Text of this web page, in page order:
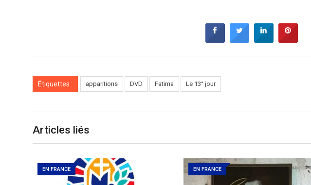
Étiquettes : apparitions DVD Fatima Le 13° jour
Articles liés
EN FRANCE EN FRANCE